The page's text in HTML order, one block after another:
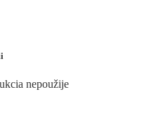
nepoužije